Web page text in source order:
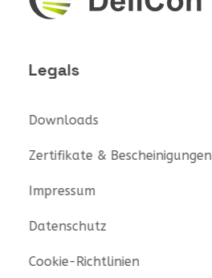
Legals
Downloads
Zertifikate & Bescheinigungen
Impressum
Datenschutz
Cookie-Richtlinien